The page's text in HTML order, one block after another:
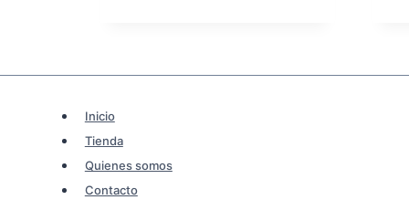
Inicio
Tienda
Quienes somos
Contacto